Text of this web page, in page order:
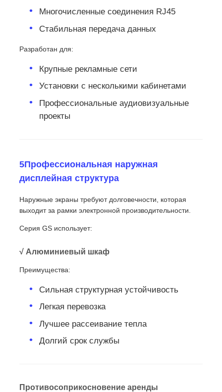
Многочисленные соединения RJ45
Стабильная передача данных
Разработан для:
Крупные рекламные сети
Установки с несколькими кабинетами
Профессиональные аудиовизуальные
проекты
5Профессиональная наружная
дисплейная структура
Наружные экраны требуют долговечности, которая
выходит за рамки электронной производительности.
Серия GS использует:
√ Алюминиевый шкаф
Преимущества:
Сильная структурная устойчивость
Легкая перевозка
Лучшее рассеивание тепла
Долгий срок службы
Противосоприкосновение аренды